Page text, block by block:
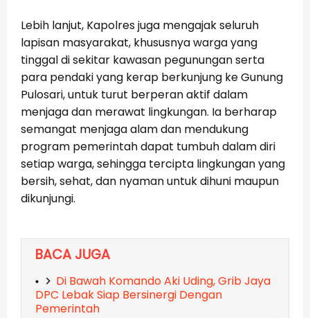
Lebih lanjut, Kapolres juga mengajak seluruh
lapisan masyarakat, khususnya warga yang
tinggal di sekitar kawasan pegunungan serta
para pendaki yang kerap berkunjung ke Gunung
Pulosari, untuk turut berperan aktif dalam
menjaga dan merawat lingkungan. Ia berharap
semangat menjaga alam dan mendukung
program pemerintah dapat tumbuh dalam diri
setiap warga, sehingga tercipta lingkungan yang
bersih, sehat, dan nyaman untuk dihuni maupun
dikunjungi.
BACA JUGA
Di Bawah Komando Aki Uding, Grib Jaya
DPC Lebak Siap Bersinergi Dengan
Pemerintah